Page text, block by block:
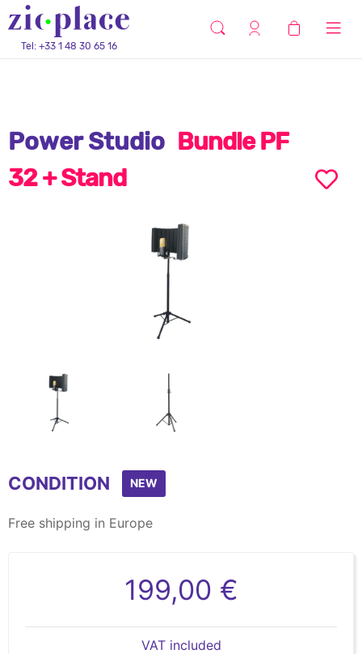
Tel: +33 1 48 30 65 16
Power Studio Bundle PF
32 + Stand
of
CONDITION NEW
Free shipping in Europe
199,00 €
VAT included